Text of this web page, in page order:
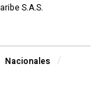
S.A.S.
Nacionales